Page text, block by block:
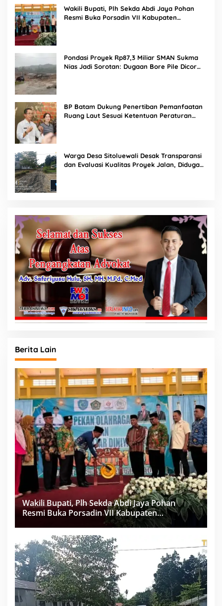
Wakili Bupati, Plh Sekda Abdi Jaya Pohan
Resmi Buka Porsadin VII Kabupaten
Pondasi Proyek Rp87,3 Miliar SMAN Sukma
Nias Jadi Sorotan: Dugaan Bore Pile Dicor
BP Batam Dukung Penertiban Pemanfaatan
Ruang Laut Sesuai Ketentuan Peraturan
Warga Desa Sitoluewali Desak Transparansi
dan Evaluasi Kualitas Proyek Jalan, Diduga
Berita Lain
Wakili Bupati, Plh Sekda Abdi Jaya Pohan
Resmi Buka Porsadin VII Kabupaten